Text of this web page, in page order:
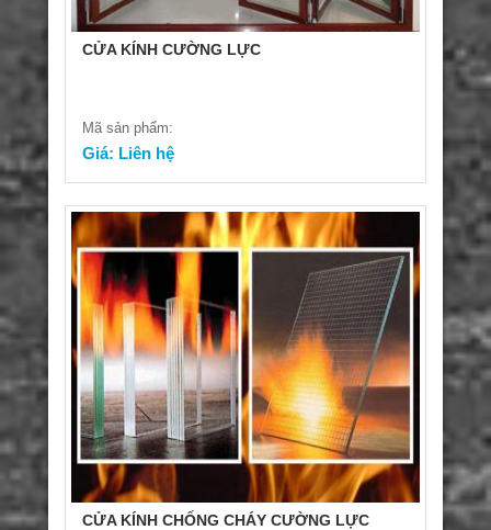
CỬA KÍNH CƯỜNG LỰC
Mã sản phẩm:
Giá: Liên hệ
CỬA KÍNH CHỐNG CHÁY CƯỜNG LỰC